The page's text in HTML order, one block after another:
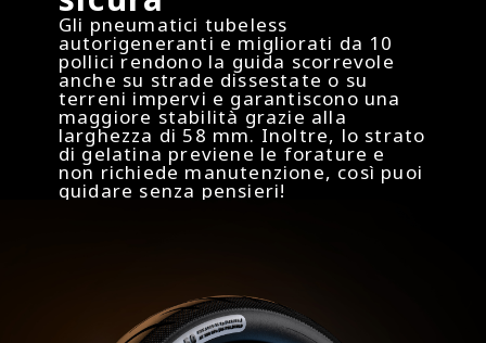
Gli pneumatici tubeless
autorigeneranti e migliorati da 10
pollici rendono la guida scorrevole
anche su strade dissestate o su
terreni impervi e garantiscono una
maggiore stabilità grazie alla
larghezza di 58 mm. Inoltre, lo strato
di gelatina previene le forature e
non richiede manutenzione, così puoi
guidare senza pensieri!
Porta targa
Porta USB C
No
**Autonomia teorica: testata durante la guida con una batteria carica, carico di
75 kg, 25°C, alla velocità media di 16 km/h su asfalto.
***Le immagini e i video mostrati sono solo di riferimento. Il prodotto reale